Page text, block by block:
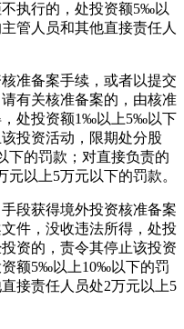
执行的，处投资额5‰以
管人员和其他直接责任人
准备案手续，或者以提交
有关核准备案的，由核准
，处投资额1‰以上5‰以下
投资活动，限期处分股
的罚款；对直接负责的
以上5万元以下的罚款。
段获得境外投资核准备案
件，没收违法所得，处投
资的，责令其停止该投资
资额5‰以上10‰以下的罚
接责任人员处2万元以上5